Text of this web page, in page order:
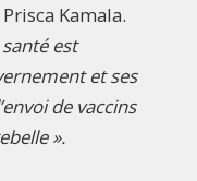
Kamala.
est
et ses
de vaccins
».